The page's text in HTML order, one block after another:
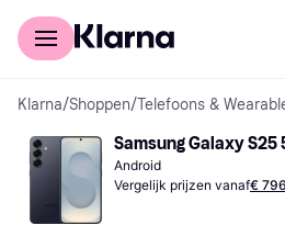
Voor shoppers
Klarna/Shoppen/Telefoons &
Samsung Galaxy S25
Android
Vergelijk prijzen vanaf€